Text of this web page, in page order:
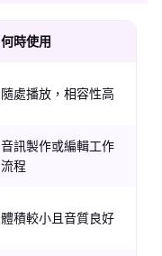
何時使用
隨處播放，相容性高
音訊製作或編輯工作
流程
體積較小且音質良好